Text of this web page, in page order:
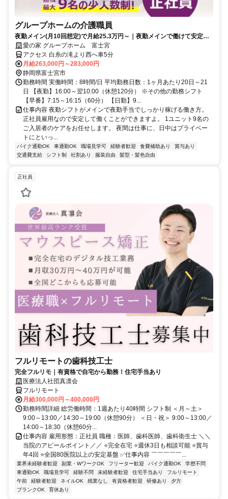
グループホームの介護職員
夜勤メイン(月10回想定)で月給25.3万円～｜夜勤メインで働けて安定の
正社員採用！
愛の家 グループホーム 富士宮
アクセス 白糸の滝より西へ車5分
月給263,000円～283,000円
静岡県富士宮市
勤務時間 実働時間：8時間/日 平均勤務日数：1ヶ月あたり20日～21
日 【夜勤】16:00～翌10:00（休憩120分） ※その他の勤務シフト
【早番】7:15～16:15（60分） 【日勤】9...
仕事内容 夜勤シフトがメインで夜勤手当でしっかり稼げる働き方。
正社員雇用なので安定して働くことができますよ。 1ユニット9名の
ご入居者のケアをお任せします。 夜間は仕事に、日中はプライベー
トにといっ...
バイク通勤OK 車通勤OK 職場見学可 経験者歓迎 食費補助あり
賞与あり
交通費支給
シフト制 社割あり 服装自由 髪型・髪色自由
正社員
フルリモートの歯科技工士
完全フルリモ｜有資格で自宅から勤務！住宅手当あり
医療法人社団真凛会
フルリモート
月給300,000円～400,000円
勤務時間詳細 総労働時間：1週あたり40時間 シフト制 ＜月～土＞
9:00～13:00／14:30～19:00（休憩90分） ＜日・祝＞ 9:00～13:00／
14:00～18:30（休憩60分...
仕事内容 雇用形態：正社員 職種：医師、歯科医師、歯科衛生士 ＼＼
当院のアピールポイント／／ ⭐完全在宅 ⭐週休3日も相談可能 ⭐賞与
年4回 ⭐全国80医院以上の安定基盤 ✅仕事内容 ￣￣￣￣￣...
業界未経験者歓迎 副業・WワークOK フリーター歓迎 バイク通勤OK
学歴不問
車通勤OK
職場見学可 経験不問 未経験者歓迎 住宅手当あり
フルリモート
午前
経験者歓迎 ネイルOK 残業なし 有資格者歓迎 研修あり
夕方
ブランクOK
育休あり